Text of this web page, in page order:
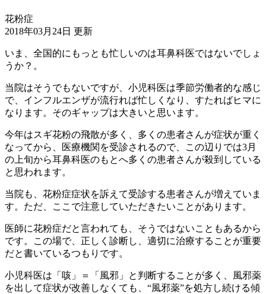
花粉症
2018年03月24日 更新
いま、全国的にもっとも忙しいのは耳鼻科医ではないでしょ
うか？。
当院はそうでもないですが、小児科医は季節労働者的な感じ
で、インフルエンザが流行れば忙しくなり、すたればヒマに
なります。そのギャップは大きいと思います。
今年はスギ花粉の飛散が多く、多くの患者さんが症状が重く
なってから、医療機関を受診されるので、この辺りでは3月
の上旬から耳鼻科医のもとへ多くの患者さんが殺到している
と思われます。
当院も、花粉症症状を訴えて受診する患者さんが増えていま
す。ただ、ここで注意していただきたいことがあります。
医師に花粉症だと言われても、そうではないこともあるから
です。この場で、正しく診断し、適切に治療することが重要
だと書いているつもりです。
小児科医は「咳」＝「風邪」と判断することが多く、風邪薬
を出して症状が改善しなくても、“風邪薬”を処方し続ける傾